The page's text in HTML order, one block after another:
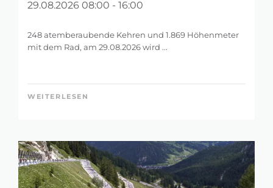
29.08.2026 08:00 - 16:00
248 atemberaubende Kehren und 1.869 Höhenmeter
mit dem Rad, am 29.08.2026 wird ...
WEITERLESEN